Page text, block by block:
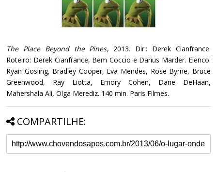
The Place Beyond the Pines, 2013. Dir.: Derek Cianfrance.
Roteiro: Derek Cianfrance, Bem Coccio e Darius Marder. Elenco:
Ryan Gosling, Bradley Cooper, Eva Mendes, Rose Byrne, Bruce
Greenwood, Ray Liotta, Emory Cohen, Dane DeHaan,
Mahershala Ali, Olga Merediz. 140 min. Paris Filmes.
COMPARTILHE: